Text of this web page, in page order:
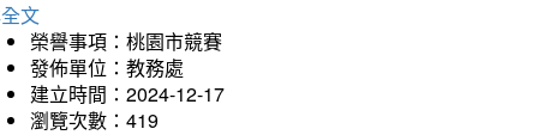
文
榮譽事項：桃園市競賽
發佈單位：教務處
建立時間：2024-12-17
瀏覽次數：419